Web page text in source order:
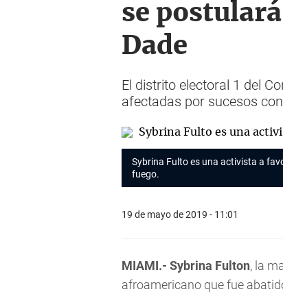
se
Dade
El distrito electoral 1 del
afectadas por sucesos
Sybrina Fulto es una activista a
fuego.
19 de mayo de 2019 - 11:01
MIAMI.- Sybrina Fulton, la
afroamericano que fue